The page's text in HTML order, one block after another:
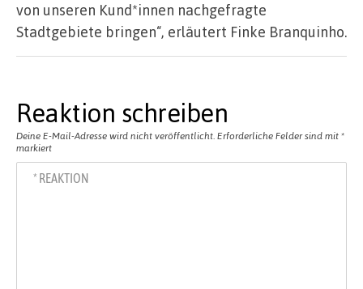
von unseren Kund*innen nachgefragte
Stadtgebiete bringen“, erläutert Finke Branquinho.
Reaktion schreiben
Deine E-Mail-Adresse wird nicht veröffentlicht. Erforderliche Felder sind mit *
markiert